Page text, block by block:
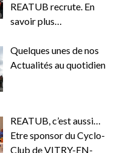
REATUB recrute. En
savoir plus…
Quelques unes de nos
Actualités au quotidien
REATUB, c’est aussi…
Etre sponsor du Cyclo-
Club de VITRY-EN-